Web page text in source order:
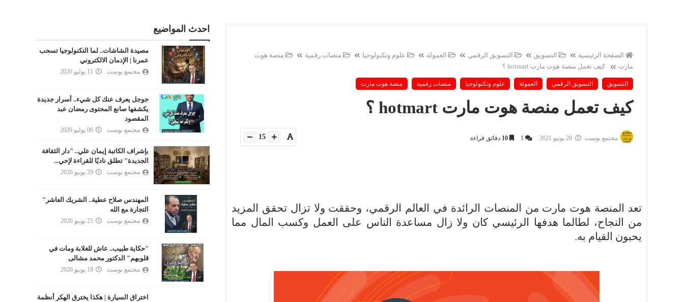
الصفحة الرئيسية التسويق التسويق الرقمي العمولة علوم وتكنولوجيا منصات رقمية
منصة هوت
مارت
كيف تعمل منصة هوت مارت hotmart ؟
التسويق التسويق الرقمي العمولة علوم وتكنولوجيا منصات رقمية منصة هوت مارت
كيف تعمل منصة هوت مارت hotmart ؟
مجتمع بوست 1
10 دقائق قراءة 15
تعد المنصة هوت مارت من المنصات الرائدة في العالم الرقمي، وحققت ولا تزال تحقق المزيد
من النجاح، لطالما هدفها الرئيسي كان ولا زال مساعدة الناس على العمل وكسب المال مما
يحبون القيام به.
احدث المواضيع
مصيدة الشاشات.. لما التكنولوجيا تسحب
عمرنا | الإدمان الالكتروني
مجتمع بوست 11 يوليو 2026
جوجل يعرف عنك كل شيء.. أسرار جديدة
يكشفها صانع المحتوى رمضان عبد
المقصود
مجتمع بوست 06 يوليو 2026
بإشراف الكاتبة إيمان علي.. "دار الثقافة
الجديدة" تطلق ناديًا للقراءة لإحي...
مجتمع بوست 29 يونيو 2026
المهندس صلاح عطية.. الشريك العاشر"
التجارة مع الله
مجتمع بوست 25 يونيو 2026
"حكاية طبيب.. عاش للغلابة ومات في
قلوبهم" الدكتور محمد مشالى
مجتمع بوست 18 يونيو 2026
اختراق السيارة | هكذا يخترق الهكر أنظمة